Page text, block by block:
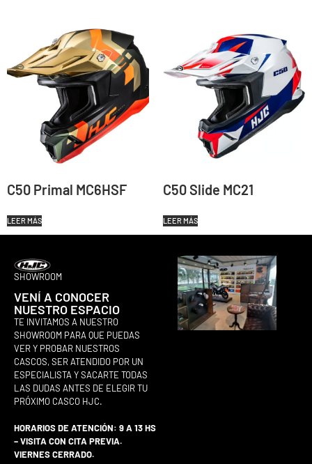
C50 Primal MC6HSF
LEER MÁS
C50 Slide MC21
LEER MÁS
SHOWROOM
VENÍ A CONOCER
NUESTRO ESPACIO
TE INVITAMOS A NUESTRO
SHOWROOM PARA QUE PUEDAS
VER Y PROBAR NUESTROS
CASCOS, SER ATENDIDO POR UN
ESPECIALISTA Y SACARTE TODAS
LAS DUDAS ANTES DE ELEGIR TU
PRÓXIMO CASCO HJC.
HORARIOS DE ATENCIÓN: 9 A 13 HS
– VISITA CON CITA PREVIA.
VIERNES CERRADO.